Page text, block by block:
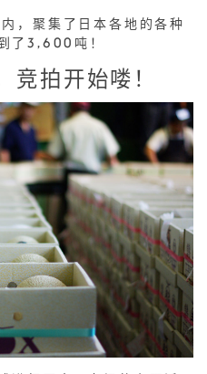
，聚集了日本各地的各种
了3,600吨！
竞拍开始喽！